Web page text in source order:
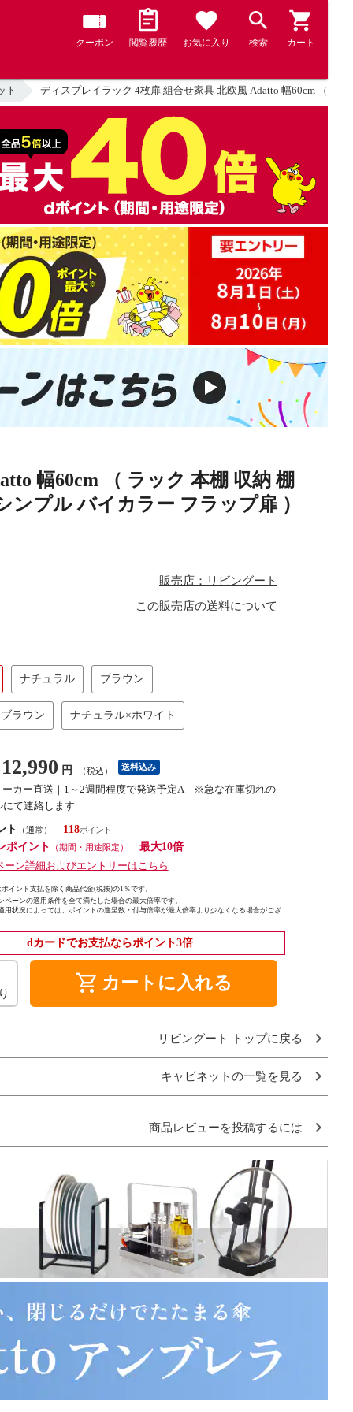
クーポン 閲覧履歴 お気に入り 検索 カート
ト ディスプレイラック 4枚扉 組合せ家具 北欧風 Adatto 幅60cm （ ラ
幅60cm （ ラック 本棚 収納 棚
プル バイカラー フラップ扉 ）
販売店：リビングート
この販売店の送料について
ナチュラル ブラウン
ラウン ナチュラル×ホワイト
12,990 円 （税込） 送料込み
ーカー直送｜1～2週間程度で発送予定A ※急な在庫切れの
て連絡します
ト
（通常）
118
ポイント
（期間・用途限定）
最大10倍
ーン詳細およびエントリーはこちら
イント支払を除く商品代金(税抜)の1％です。
ペーンの適用条件を全て満たした場合の最大倍率です。
用状況によっては、ポイントの進呈数・付与倍率が最大倍率より少なくなる場合がござ
dカードでお支払ならポイント3倍
shopping_cart カートに入れる
リビングート トップに戻る
キャビネットの一覧を見る
商品レビューを投稿するには